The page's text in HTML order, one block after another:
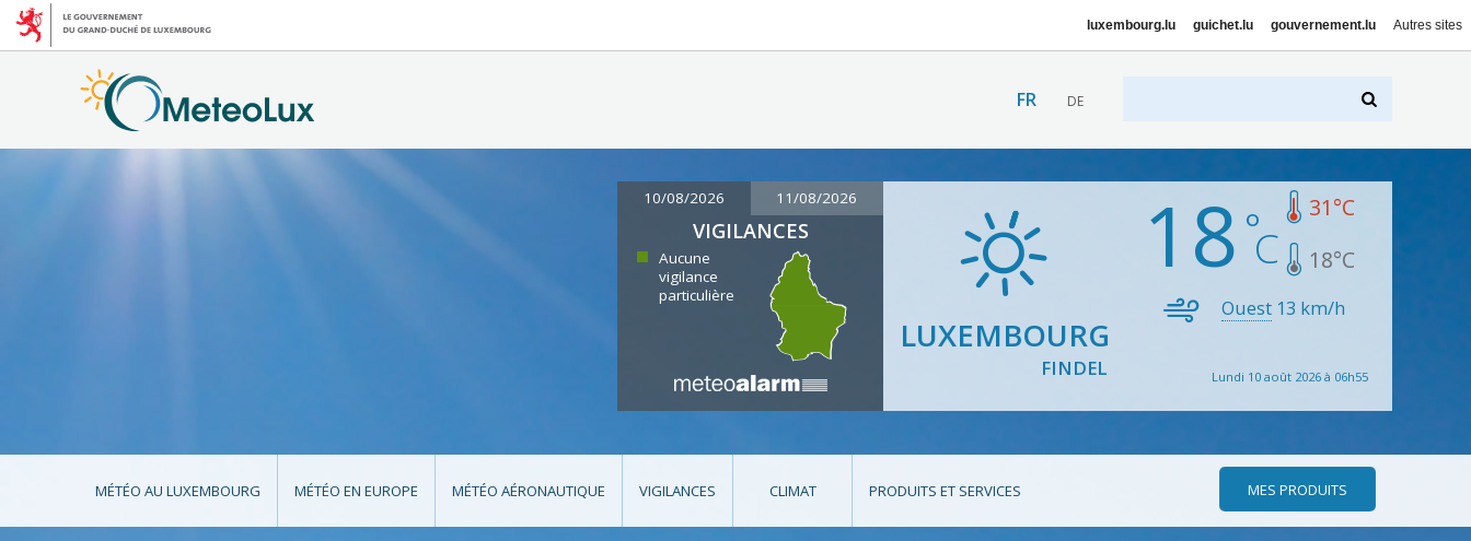
luxembourg.lu guichet.lu gouvernement.lu Autres sites
FR DE
10/08/2026 11/08/2026
VIGILANCES
Aucune
vigilance
particulière
LUXEMBOURG
FINDEL
18 31°C
18°C
Ouest 13 km/h
Lundi 10 août 2026 à 06h55
MÉTÉO AU LUXEMBOURG MÉTÉO EN EUROPE MÉTÉO AÉRONAUTIQUE VIGILANCES CLIMAT PRODUITS ET SERVICES MES PRODUITS